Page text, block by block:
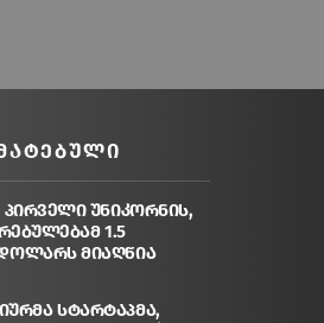
პირველი უნიკორნის,
1.5
მიაღწია
სტარტაპმა,